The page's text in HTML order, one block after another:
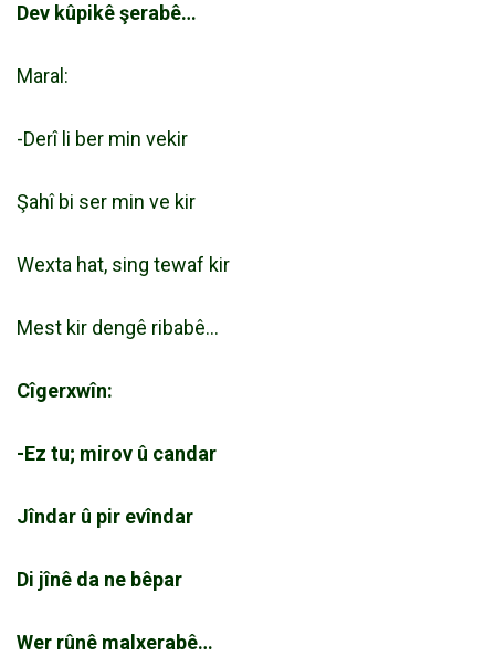
Dev kûpikê şerabê…
Maral:
-Derî li ber min vekir
Şahî bi ser min ve kir
Wexta hat, sing tewaf kir
Mest kir dengê ribabê…
Cîgerxwîn:
-Ez tu; mirov û candar
Jîndar û pir evîndar
Di jînê da ne bêpar
Wer rûnê malxerabê…